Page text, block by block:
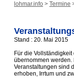
lohmar.info > Termine
Stand : 20. Mai 2015
Für die
übernommen
Veranstaltungen sind
erhoben, Irrtum und